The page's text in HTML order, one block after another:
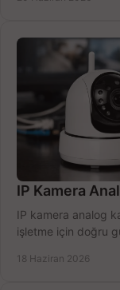
IP Kamera
IP kamera analog
işletme için doğru
18 Haziran 2026